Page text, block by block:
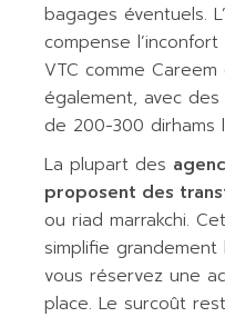
bagages éventuels.
compense
VTC comme
également, avec
de 200-300 dirhams
La plupart des
proposent des
ou riad marrakchi.
simplifie grandement
vous réservez une
place. Le surcoût